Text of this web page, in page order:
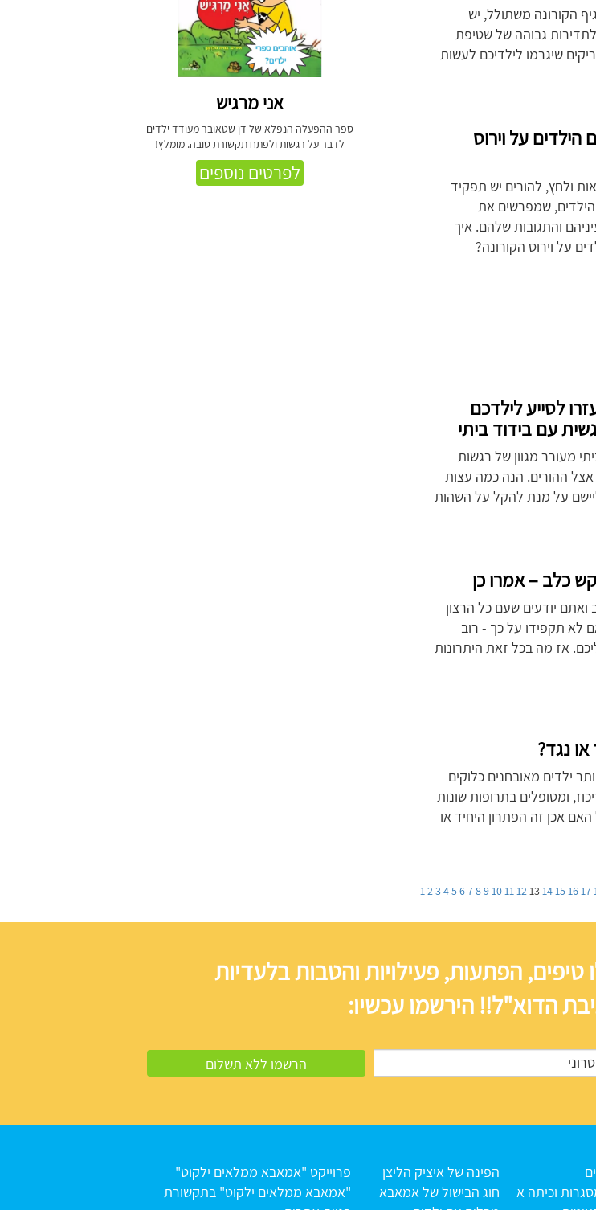
הקורונה משתולל, יש
גבוהה של שטיפת
הנה 10 טריקים שיגרמו לילדיכם לעשות
על וירוס
ולחץ, להורים יש תפקיד
שמפרשים את
והתגובות שלהם. איך
על וירוס הקורונה?
לסייע לילדכם
עם בידוד ביתי
מעורר מגוון של רגשות
אצל ההורים. הנה כמה עצות
על מנת להקל על השהות
כלב – אמרו כן
יודעים שעם כל הרצון
לא תקפידו על כך - רוב
אז מה בכל זאת היתרונות
או נגד?
ילדים מאובחנים כלוקים
ומטופלים בתרופות שונות
האם אכן זה הפתרון היחיד או
1234567891011121314151617
אני מרגיש
ספר ההפעלה הנפלא של דן שטאובר מעודד ילדים
לדבר על רגשות ולפתח תקשורת טובה. מומלץ!
לפרטים נוספים
הפתעות, פעילויות והטבות בלעדיות
הדוא"ל!! הירשמו עכשיו:
וכיתה א
הפינה של איציק הליצן
חוג הבישול של אמאבא
פרוייקט "אמאבא ממלאים ילקוט"
"אמאבא ממלאים ילקוט" בתקשורת